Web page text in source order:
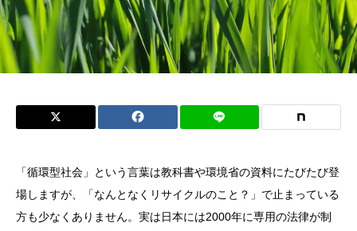
「循環型社会」という言葉は教科書や環境省の資料にたびたび登
場しますが、「なんとなくリサイクルのこと？」で止まっている
方も少なくありません。実は日本には2000年に専用の法律が制